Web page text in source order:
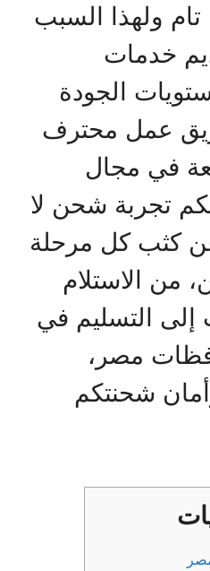
ولهذا السبب
خدمات
الجودة
عمل محترف
في مجال
تجربة شحن لا
عن كثب كل مرحلة
من الاستلام
إلى التسليم في
مصر،
شحنتكم